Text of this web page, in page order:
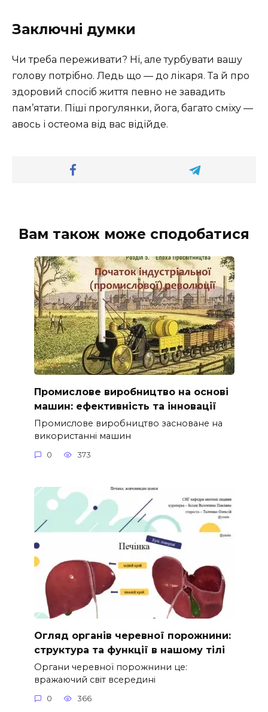
Заключні думки
Чи треба переживати? Ні, але турбувати вашу
голову потрібно. Ледь що — до лікаря. Та й про
здоровий спосіб життя певно не завадить
пам’ятати. Піші прогулянки, йога, багато сміху —
авось і остеома від вас відійде.
Вам також може сподобатися
Промислове виробництво на основі
машин: ефективність та інновації
Промислове виробництво засноване на
використанні машин
0 373
Огляд органів черевної порожнини:
структура та функції в нашому тілі
Органи черевної порожнини це:
вражаючий світ всередині
0 366